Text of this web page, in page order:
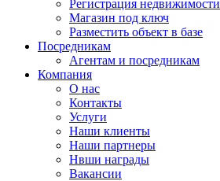
Регистрация недвижимости
Магазин под ключ
Разместить объект в базе
Посредникам
Агентам и посредникам
Компания
О нас
Контакты
Услуги
Наши клиенты
Наши партнеры
Нвши награды
Вакансии